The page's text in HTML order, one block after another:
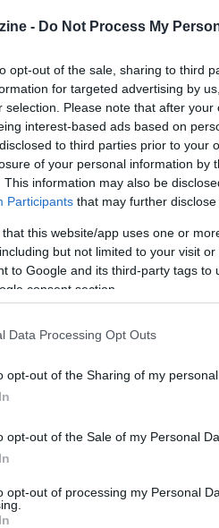
- Do Not Process My
opt-out of the sale, sharing to third
for targeted advertising by
selection. Please note that after
interest-based ads based on
to third parties prior to your
of your personal information by
This information may also be
Participants that may further
that this website/app uses one or
but not limited to your visit
to Google and its third-party tags
consent section.
Data Processing Opt Outs
opt-out of the Sharing of my personal
opt-out of the Sale of my Personal
opt-out of processing my Personal
in cui i dati crescono a ritmi
priorità assoluta per le
lavoratore produce
ci troviamo davanti
di grandi aziende, il
La realtà è meno
esclusivamente di